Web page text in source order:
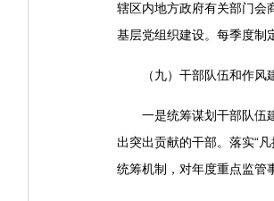
辖区内地方政府有关部门会
基层党组织建设。每季度制
（九）干部队伍和作风
一是统筹谋划干部队伍
出突出贡献的干部。落实“
统筹机制，对年度重点监管